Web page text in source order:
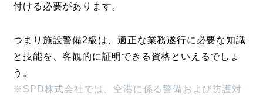
付ける必要があります。
つまり施設警備2級は、適正な業務遂行に必要な知識
と技能を、客観的に証明できる資格といえるでしょ
う。
※SPD株式会社では、空港に係る警備および防護対